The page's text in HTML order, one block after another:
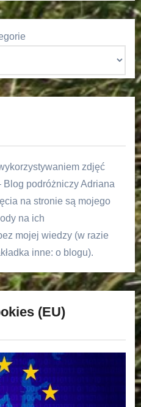
zdjęć
podróżniczy Adriana
na stronie są mojego
na ich
mojej wiedzy (w razie
inne: o blogu).
(EU)